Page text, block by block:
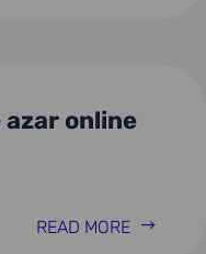
azar online
READ MORE